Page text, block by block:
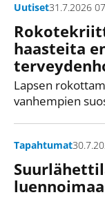
Uutiset31.7.2026
haasteita
Lapsen
vanhempien
Tapahtumat